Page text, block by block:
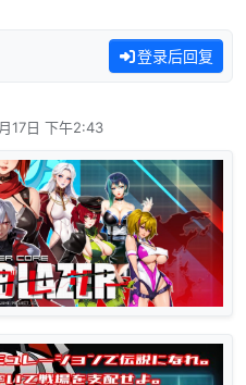
登录后回复
17日 下午2:43